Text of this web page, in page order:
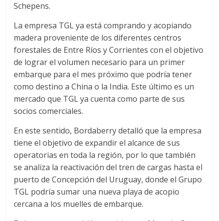
Schepens.
La empresa TGL ya está comprando y acopiando
madera proveniente de los diferentes centros
forestales de Entre Ríos y Corrientes con el objetivo
de lograr el volumen necesario para un primer
embarque para el mes próximo que podría tener
como destino a China o la India. Este último es un
mercado que TGL ya cuenta como parte de sus
socios comerciales.
En este sentido, Bordaberry detalló que la empresa
tiene el objetivo de expandir el alcance de sus
operatorias en toda la región, por lo que también
se analiza la reactivación del tren de cargas hasta el
puerto de Concepción del Uruguay, donde el Grupo
TGL podría sumar una nueva playa de acopio
cercana a los muelles de embarque.